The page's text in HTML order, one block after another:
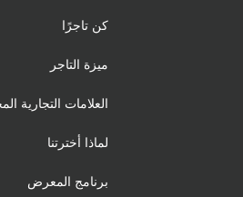
كن تاجرًا
ميزة التاجر
العلامات التجارية
لماذا أخترتنا
برنامج المعرض